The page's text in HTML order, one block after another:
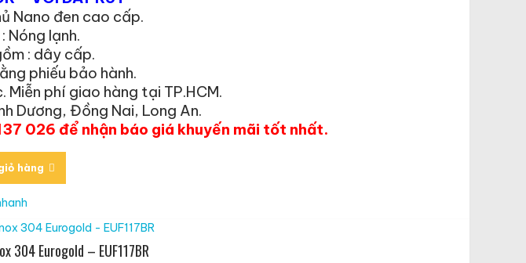
hiện
tạiNano đen cao cấp.
Nóng lạnh.
: dây cấp.
phiếu bảo hành.
phí giao hàng tại TP.HCM.
Dương, Đồng Nai, Long An.
026 để nhận báo giá khuyến mãi tốt nhất.
hàng
304 Eurogold – EUF117BR